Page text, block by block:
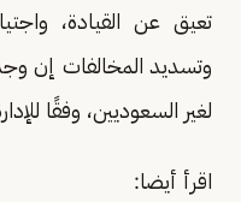
تعيق عن القيادة،
وتسديد المخالفات إن
لغير السعوديين، وفقًا
اقرأ أيضا: